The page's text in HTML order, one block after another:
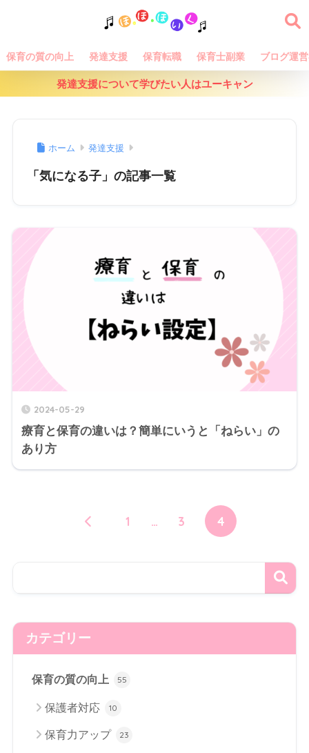
保育の質の向上 発達支援 保育転職 保育士副業 ブログ運
発達支援について学びたい人はユーキャン
ホーム 発達支援
「気になる子」の記事一覧
2024-05-29
療育と保育の違いは？簡単にいうと「ねらい」の
あり方
1 … 3 4
カテゴリー
保育の質の向上 55
保護者対応 10
保育力アップ 23